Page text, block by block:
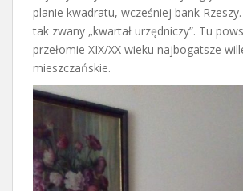
planie kwadratu, wcześniej bank
tak zwany „kwartał urzędniczy”. Tu
przełomie XIX/XX wieku najbogatsze
mieszczańskie.